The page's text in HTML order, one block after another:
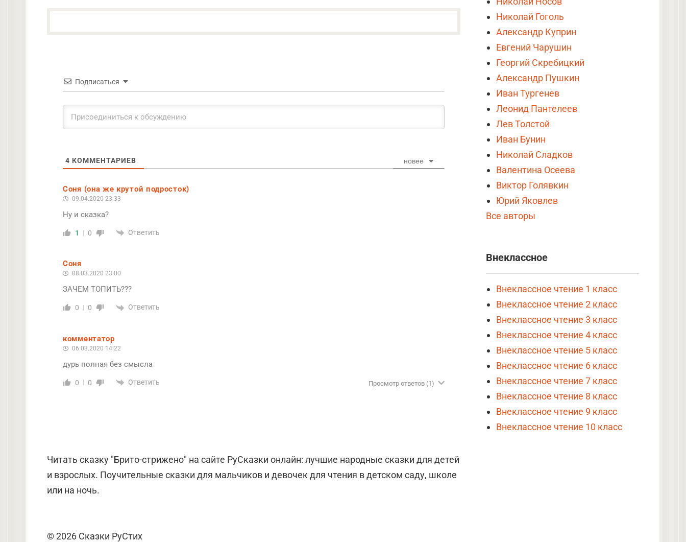
Подписаться
4 КОММЕНТАРИЕВ новее
Соня (она же крутой подросток)
09.04.2020 23:33
Ну и сказка?
1 0 Ответить
Соня
08.03.2020 23:00
ЗАЧЕМ ТОПИТЬ???
0 0 Ответить
комментатор
06.03.2020 14:22
дурь полная без смысла
0 0 Ответить Просмотр ответов (1)
Читать сказку "Брито-стрижено" на сайте РуСказки онлайн: лучшие народные сказки для детей
и взрослых. Поучительные сказки для мальчиков и девочек для чтения в детском саду, школе
или на ночь.
Николай Гоголь
Александр Куприн
Евгений Чарушин
Георгий Скребицкий
Александр Пушкин
Иван Тургенев
Леонид Пантелеев
Лев Толстой
Иван Бунин
Николай Сладков
Валентина Осеева
Виктор Голявкин
Юрий Яковлев
Все авторы
Внеклассное
Внеклассное чтение 1 класс
Внеклассное чтение 2 класс
Внеклассное чтение 3 класс
Внеклассное чтение 4 класс
Внеклассное чтение 5 класс
Внеклассное чтение 6 класс
Внеклассное чтение 7 класс
Внеклассное чтение 8 класс
Внеклассное чтение 9 класс
Внеклассное чтение 10 класс
© 2026 Сказки РуСтих